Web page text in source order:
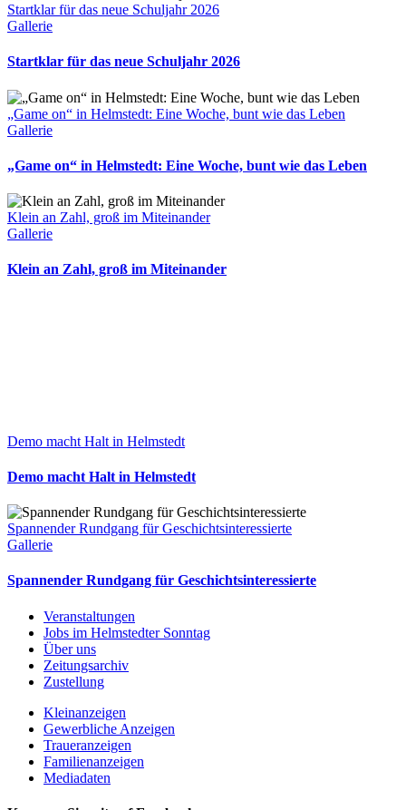
Startklar für das neue Schuljahr 2026
Gallerie
Startklar für das neue Schuljahr 2026
„Game on“ in Helmstedt: Eine Woche, bunt wie das Leben
Gallerie
„Game on“ in Helmstedt: Eine Woche, bunt wie das Leben
Klein an Zahl, groß im Miteinander
Gallerie
Klein an Zahl, groß im Miteinander
Demo macht Halt in Helmstedt
Demo macht Halt in Helmstedt
Spannender Rundgang für Geschichtsinteressierte
Gallerie
Spannender Rundgang für Geschichtsinteressierte
Veranstaltungen
Jobs im Helmstedter Sonntag
Über uns
Zeitungsarchiv
Zustellung
Kleinanzeigen
Gewerbliche Anzeigen
Traueranzeigen
Familienanzeigen
Mediadaten